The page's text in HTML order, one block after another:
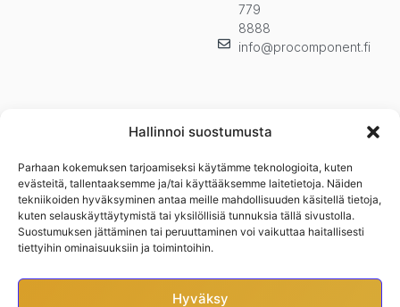
Hallinnoi suostumusta
Parhaan kokemuksen tarjoamiseksi käytämme teknologioita, kuten
evästeitä, tallentaaksemme ja/tai käyttääksemme laitetietoja. Näiden
tekniikoiden hyväksyminen antaa meille mahdollisuuden käsitellä tietoja,
kuten selauskäyttäytymistä tai yksilöllisiä tunnuksia tällä sivustolla.
Suostumuksen jättäminen tai peruuttaminen voi vaikuttaa haitallisesti
tiettyihin ominaisuuksiin ja toimintoihin.
Hyväksy
779
8888
info@procomponent.fi
Pysy ajan tasalla ja tilaa uutiskirjeemme. Kuulet ensimmäisenä
uutuuksista, kampanjoista ja muista eduistamme.n